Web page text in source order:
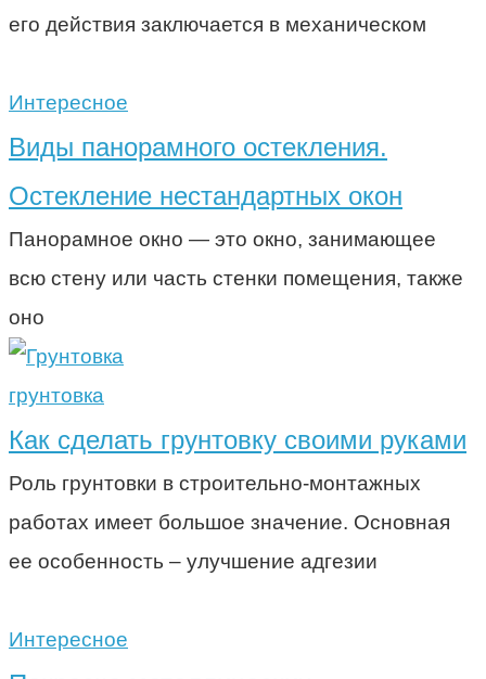
его действия заключается в механическом
Интересное
Виды панорамного остекления.
Остекление нестандартных окон
Панорамное окно — это окно, занимающее
всю стену или часть стенки помещения, также
оно
грунтовка
Как сделать грунтовку своими руками
Роль грунтовки в строительно-монтажных
работах имеет большое значение. Основная
ее особенность – улучшение адгезии
Интересное